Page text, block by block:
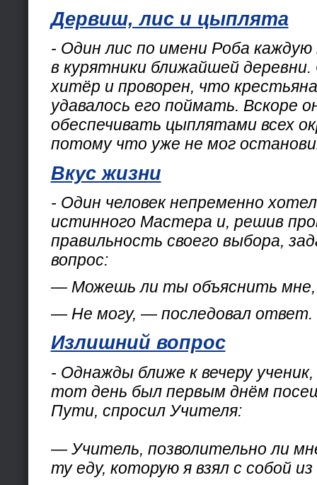
Дервиш, лис и цыплята
- Один лис по имени Роба каждую
в курятники ближайшей
хитёр и проворен, что
удавалось его поймать. Вскоре
обеспечивать цыплятами всех
потому что уже не мог
Вкус жизни
- Один человек непременно
истинного Мастера и, решив
правильность своего выбора,
вопрос:
— Можешь ли ты объяснить мне,
— Не могу, — последовал ответ.
Излишний вопрос
- Однажды ближе к вечеру
тот день был первым днём
Пути, спросил Учителя:
— Учитель, позволительно ли
ту еду, которую я взял с собой